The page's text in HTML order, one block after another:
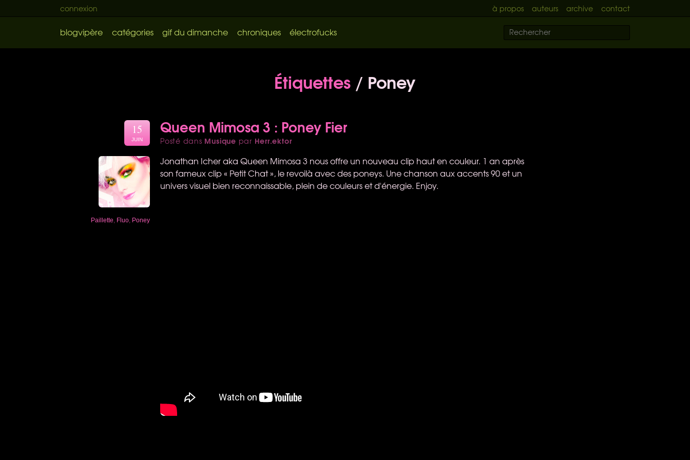
connexion à propos auteurs archive contact
blogvipère catégories gif du dimanche chroniques électrofucks
Étiquettes / Poney
Queen Mimosa 3 : Poney Fier
Posté dans Musique par Herr.ektor
15
JUIN
Paillette Fluo Poney
Jonathan Icher aka Queen Mimosa 3 nous offre un nouveau clip haut en couleur. 1 an après
son fameux clip « Petit Chat », le revoilà avec des poneys. Une chanson aux accents 90 et un
univers visuel bien reconnaissable, plein de couleurs et d'énergie. Enjoy.